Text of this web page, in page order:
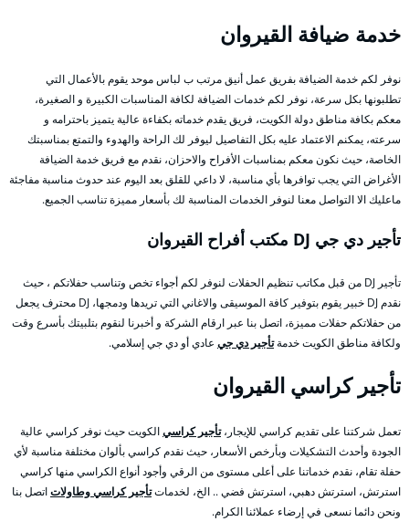
خدمة ضيافة القيروان
نوفر لكم خدمة الضيافة بفريق عمل أنيق مرتب ب لباس موحد يقوم بالأعمال التي
تطلبونها بكل سرعة، نوفر لكم خدمات الضيافة لكافة المناسبات الكبيرة و الصغيرة،
معكم بكافة مناطق دولة الكويت، فريق يقدم خدماته بكفاءة عالية يتميز باحترامه و
سرعته، يمكنم الاعتماد عليه بكل التفاصيل ليوفر لك الراحة والهدوء والتمتع بمناسبتك
الخاصة، حيث نكون معكم بمناسبات الأفراح والاحزان، نقدم مع فريق خدمة الضيافة
الأغراض التي يجب توافرها بأي مناسبة، لا داعي للقلق بعد اليوم عند حدوث مناسبة مفاجئة
ماعليك الا التواصل معنا لنوفر الخدمات المناسبة لك بأسعار مميزة تناسب الجميع.
تأجير دي جي DJ مكتب أفراح القيروان
تأجير DJ من قبل مكاتب تنظيم الحفلات لنوفر لكم أجواء تخص وتناسب حفلاتكم ، حيث
نقدم DJ خبير يقوم بتوفير كافة الموسيقى والاغاني التي تريدها ودمجها، DJ محترف يجعل
من حفلاتكم حفلات مميزة، اتصل بنا عبر ارقام الشركة و أخبرنا لنقوم بتلبيتك بأسرع وقت
ولكافة مناطق الكويت خدمةتأجير دي جي عادي أو دي جي إسلامي.
تأجير كراسي القيروان
تعمل شركتنا على تقديم كراسي للإيجار،تأجير كراسيالكويت حيث نوفر كراسي عالية
الجودة وأحدث التشكيلات وبأرخص الأسعار، حيث نقدم كراسي بألوان مختلفة مناسبة لأي
حفلة تقام، نقدم خدماتنا على أعلى مستوى من الرقي وأجود أنواع الكراسي منها كراسي
استرتش، استرتش دهبي، استرتش فضي .. الخ، لخدماتتأجير كراسي وطاولاتاتصل بنا
ونحن دائما نسعى في إرضاء عملائنا الكرام.